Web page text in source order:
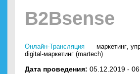
B2Bsense
Онлайн-Трансляция маркетинг,
digital-маркетинг (martech)
Дата проведения: 05.12.2019 -